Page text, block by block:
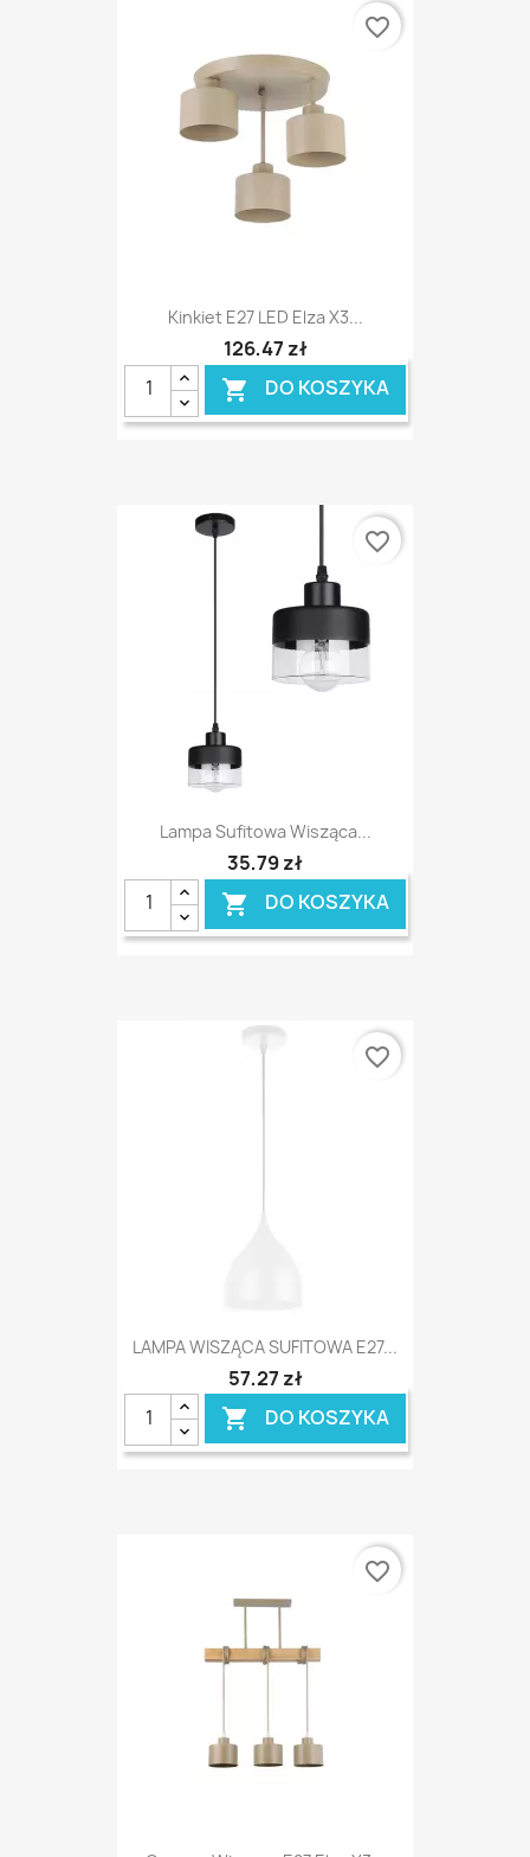
Kinkiet E27 LED Elza X3...
126,47 zł
 DO KOSZYKA
favorite_border
Lampa Sufitowa Wisząca...
35,79 zł
 DO KOSZYKA
favorite_border
LAMPA WISZĄCA SUFITOWA E27...
57,27 zł
 DO KOSZYKA
favorite_border
favorite_border